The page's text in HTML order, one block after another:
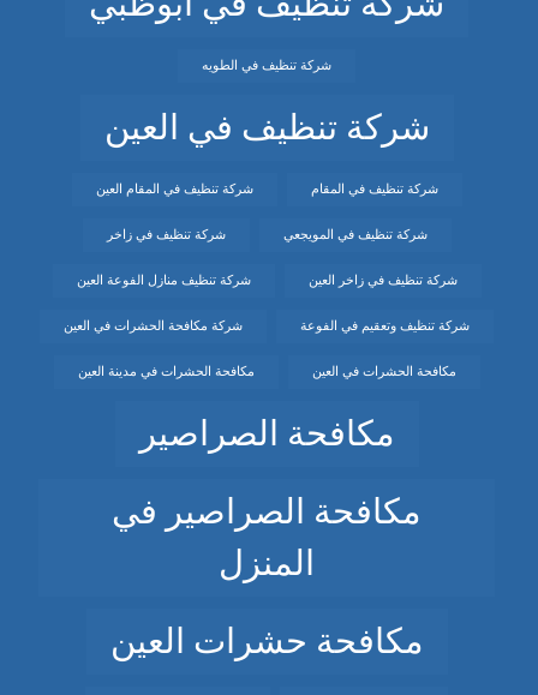
شركة تنظيف في الطويه
شركة تنظيف في العين
شركة تنظيف في المقام شركة تنظيف في المقام العين
شركة تنظيف في المويجعي شركة تنظيف في زاخر
شركة تنظيف في زاخر العين شركة تنظيف منازل الفوعة العين
شركة تنظيف وتعقيم في الفوعة شركة مكافحة الحشرات في العين
مكافحة الحشرات في العين مكافحة الحشرات في مدينة العين
مكافحة الصراصير
مكافحة الصراصير في
المنزل
مكافحة حشرات العين